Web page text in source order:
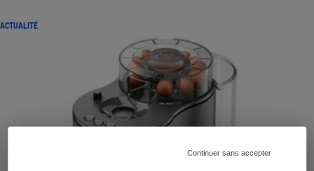
Continuer sans accepter
ACTUALITÉ